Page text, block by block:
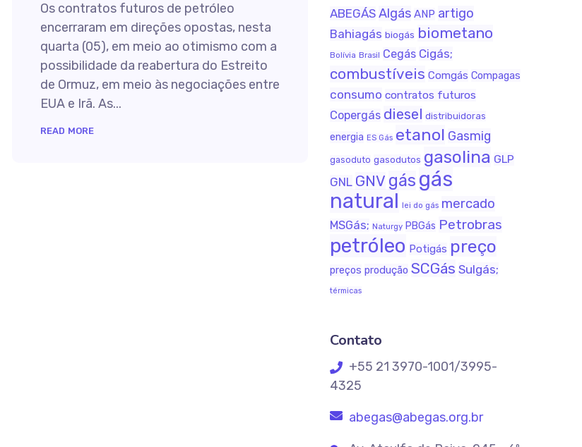
Os contratos futuros de petróleo
encerraram em direções opostas, nesta
quarta (05), em meio ao otimismo com a
possibilidade da reabertura do Estreito
de Ormuz, em meio às negociações entre
EUA e Irã. As...
READ MORE
ABEGÁS Algás ANP artigo
Bahiagás biogás biometano
Bolívia Brasil Cegás Cigás;
combustíveis Comgás Compagas
consumo contratos futuros
Copergás diesel distribuidoras
energia ES Gás etanol Gasmig
gasoduto gasodutos gasolina GLP
GNL GNV gás gás
natural lei do gás mercado
MSGás; Naturgy PBGás Petrobras
petróleo Potigás preço
preços produção SCGás Sulgás;
térmicas
Contato
+55 21 3970-1001/3995-
4325
abegas@abegas.org.br